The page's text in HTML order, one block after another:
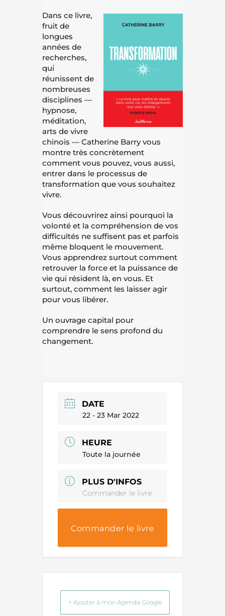
Dans ce livre,
fruit de
longues
années de
recherches,
qui
réunissent de
nombreuses
disciplines —
hypnose,
méditation,
arts de vivre
chinois — Catherine Barry vous
montre très concrètement
comment vous pouvez, vous aussi,
entrer dans le processus de
transformation que vous souhaitez
vivre.
Vous découvrirez ainsi pourquoi la
volonté et la compréhension de vos
difficultés ne suffisent pas et parfois
même bloquent le mouvement.
Vous apprendrez surtout comment
retrouver la force et la puissance de
vie qui résident là, en vous. Et
surtout, comment les laisser agir
pour vous libérer.
Un ouvrage capital pour
comprendre le sens profond du
changement.
DATE
22 - 23 Mar 2022
HEURE
Toute la journée
PLUS D'INFOS
Commander le livre
Commander le livre
+ Ajouter à mon Agenda Google